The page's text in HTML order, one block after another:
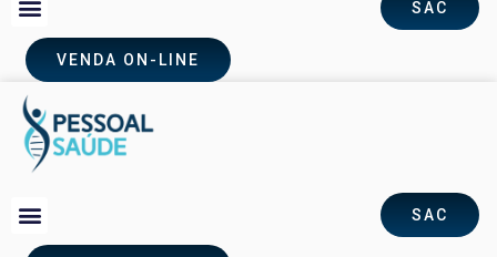
SAC
VENDA ON-LINE
SAC